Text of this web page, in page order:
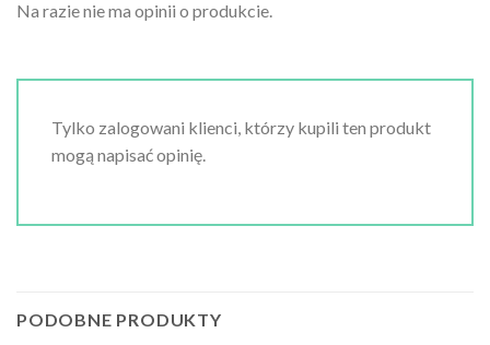
Na razie nie ma opinii o produkcie.
Tylko zalogowani klienci, którzy kupili ten produkt
mogą napisać opinię.
PODOBNE PRODUKTY